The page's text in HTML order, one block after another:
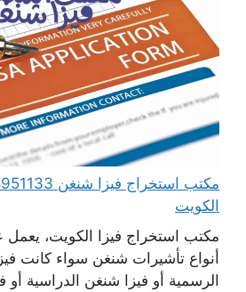
الكويت
مكتب استخراج فيزا الكويت، يعمل
أنواع تأشيرات شنغن سواء كانت
الرسمية أو فيزا شنغن الدراسية أو